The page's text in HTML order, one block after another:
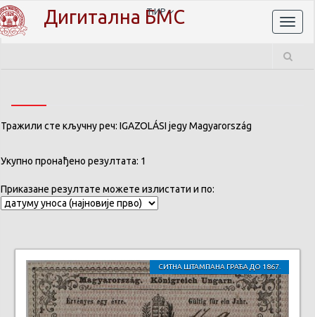
Дигитална БМС
ЋИР
Тражили сте кључну реч: IGAZOLÁSI jegy Magyarország
Укупно пронађено резултата: 1
Приказане резултате можете излистати и по:
СИТНА ШТАМПАНА ГРАЂА ДО 1867.